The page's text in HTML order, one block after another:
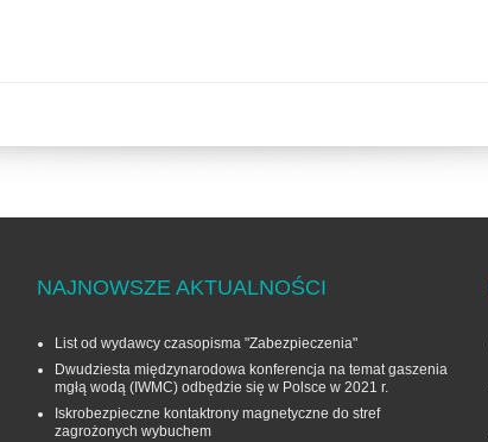
NAJNOWSZE AKTUALNOŚCI
List od wydawcy czasopisma "Zabezpieczenia"
Dwudziesta międzynarodowa konferencja na temat gaszenia
mgłą wodą (IWMC) odbędzie się w Polsce w 2021 r.
Iskrobezpieczne kontaktrony magnetyczne do stref
zagrożonych wybuchem